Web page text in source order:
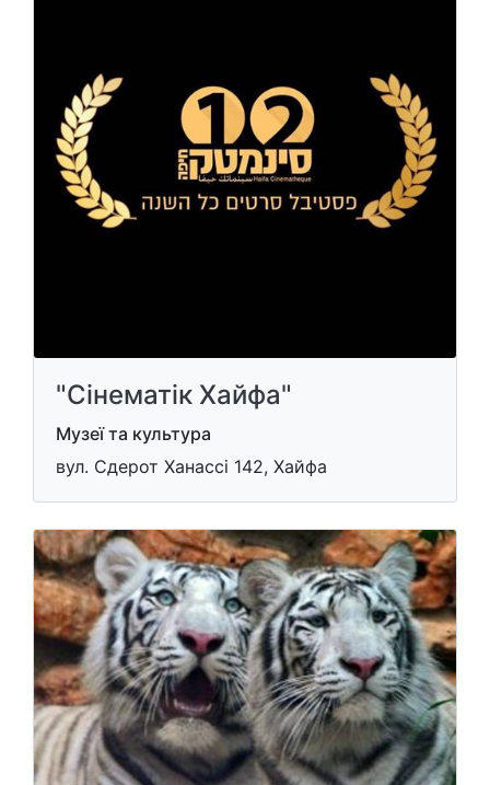
"Сінематік Хайфа"
Музеї та культура
вул. Сдерот Ханассі 142, Хайфа